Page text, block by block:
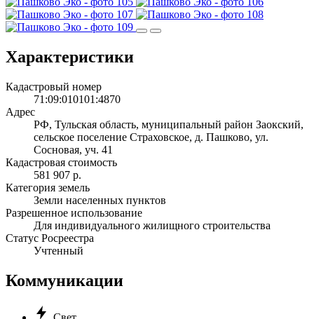
Характеристики
Кадастровый номер
71:09:010101:4870
Адрес
РФ, Тульская область, муниципальный район Заокский,
сельское поселение Страховское, д. Пашково, ул.
Сосновая, уч. 41
Кадастровая стоимость
581 907 р.
Категория земель
Земли населенных пунктов
Разрешенное использование
Для индивидуального жилищного строительства
Статус Росреестра
Учтенный
Коммуникации